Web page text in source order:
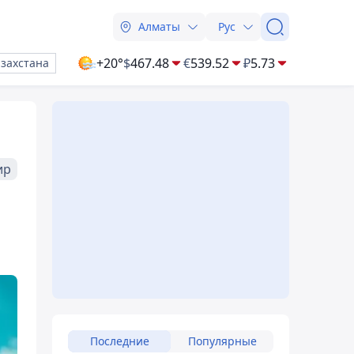
Алматы Рус
+20°$467.48 €539.52 ₽5.73
Последние Популярные